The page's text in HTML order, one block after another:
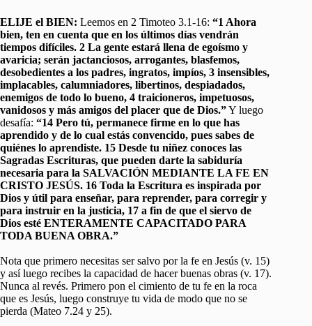
ELIJE el BIEN: Leemos en 2 Timoteo 3.1-16: “1 Ahora
bien, ten en cuenta que en los últimos días vendrán
tiempos difíciles. 2 La gente estará llena de egoísmo y
avaricia; serán jactanciosos, arrogantes, blasfemos,
desobedientes a los padres, ingratos, impíos, 3 insensibles,
implacables, calumniadores, libertinos, despiadados,
enemigos de todo lo bueno, 4 traicioneros, impetuosos,
vanidosos y más amigos del placer que de Dios.”Y luego
desafía: “14 Pero tú, permanece firme en lo que has
aprendido y de lo cual estás convencido, pues sabes de
quiénes lo aprendiste. 15 Desde tu niñez conoces las
Sagradas Escrituras, que pueden darte la sabiduría
necesaria para la SALVACIÓN MEDIANTE LA FE EN
CRISTO JESÚS. 16 Toda la Escritura es inspirada por
Dios y útil para enseñar, para reprender, para corregir y
para instruir en la justicia, 17 a fin de que el siervo de
Dios esté ENTERAMENTE CAPACITADO PARA
TODA BUENA OBRA.”
Nota que primero necesitas ser salvo por la fe en Jesús (v. 15)
y así luego recibes la capacidad de hacer buenas obras (v. 17).
Nunca al revés. Primero pon el cimiento de tu fe en la roca
que es Jesús, luego construye tu vida de modo que no se
pierda (Mateo 7.24 y 25).